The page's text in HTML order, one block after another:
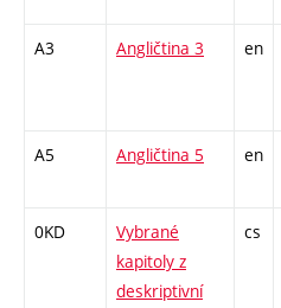
A3 Angličtina 3 en
A5 Angličtina 5 en
0KD
Vybrané
kapitoly z
deskriptivní
cs